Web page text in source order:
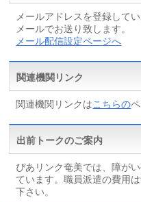
メールアドレスを登録して
メールでお送り致します。
メール配信設定ページへ
関連機関リンク
関連機関リンクはこちらの
出前トークのご案内
ぴあリンク奄美では、障が
ています。職員派遣の費用
下さい。